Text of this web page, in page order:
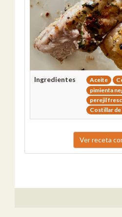
Ingredientes Aceite
pimienta
perejil
Costillar
Ver receta